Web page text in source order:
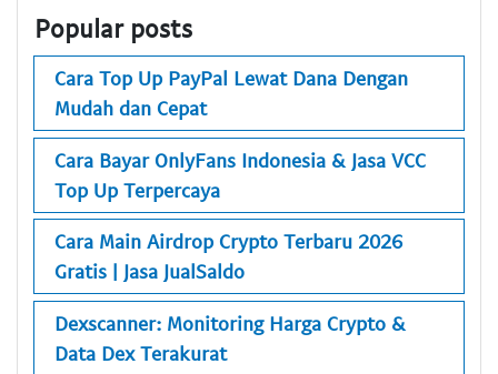
Popular posts
Cara Top Up PayPal Lewat Dana Dengan
Mudah dan Cepat
Cara Bayar OnlyFans Indonesia & Jasa VCC
Top Up Terpercaya
Cara Main Airdrop Crypto Terbaru 2026
Gratis | Jasa JualSaldo
Dexscanner: Monitoring Harga Crypto &
Data Dex Terakurat